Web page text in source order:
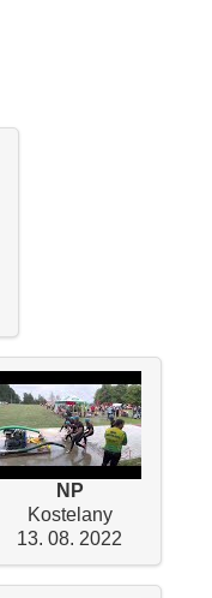
NP
Kostelany
13. 08. 2022